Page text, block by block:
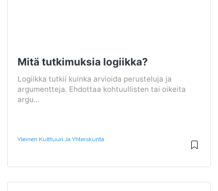
Mitä tutkimuksia logiikka?
Logiikka tutkii kuinka arvioida perusteluja ja
argumentteja. Ehdottaa kohtuullisten tai oikeita
argu...
Yleinen Kulttuuri Ja Yhteiskunta